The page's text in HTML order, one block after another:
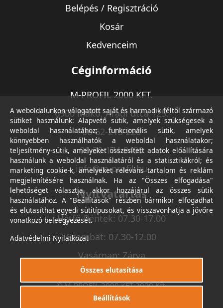
Belépés / Regisztráció
Kosár
Kedvenceim
Céginformáció
M-PROFIL 2000 KFT.
6900 Makó, Aradi utca 125.
06-62-213-220
06-30-174-9490
info@m-profil.hu
Nyitvatartás
Hétfő-Péntek: 07.30-17.00
Szombat: 07.30-12.00
Vasárnap: Zárva
© M-PROFIL 2000 KFT 2000 Kft.
Minden jog fenntartva.
A weboldalunkon válogatott saját és harmadik féltől származó
sütiket használunk: Alapvető sütik, amelyek szükségesek a
weboldal használatához; funkcionális sütik, amelyek
könnyebben használhatók a weboldal használatakor;
teljesítmény-sütik, amelyeket összesített adatok előállítására
használunk a weboldal használatáról és a statisztikákról; és
marketing cookie-k, amelyeket releváns tartalom és reklám
megjelenítésére használnak. Ha az "Összes elfogadása"
lehetőséget választja, akkor hozzájárul az összes sütik
használatához. A "Beállítások" részben bármikor elfogadhat
és elutasíthat egyedi sütitípusokat, és visszavonhatja a jövőre
vonatkozó beleegyezését.
Adatvédelmi Nyilatkozat
Összes elutasítása
Beállítások